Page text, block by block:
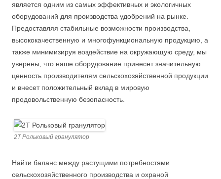
является одним из самых эффективных и экологичных
оборудований для производства удобрений на рынке.
Предоставляя стабильные возможности производства,
высококачественную и многофункциональную продукцию, а
также минимизируя воздействие на окружающую среду, мы
уверены, что наше оборудование принесет значительную
ценность производителям сельскохозяйственной продукции
и внесет положительный вклад в мировую
продовольственную безопасность.
2T Рольковый гранулятор
Найти баланс между растущими потребностями
сельскохозяйственного производства и охраной